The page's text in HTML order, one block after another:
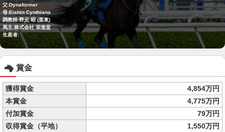
父:Dynaformer
母:Eishin Cynthiana
調教師:野元 昭 (栗東)
馬主:株式会社 栄進堂
生産者:
賞金
獲得賞金
4,854万円
本賞金
4,775万円
付加賞金
79万円
収得賞金（平地）
1,550万円